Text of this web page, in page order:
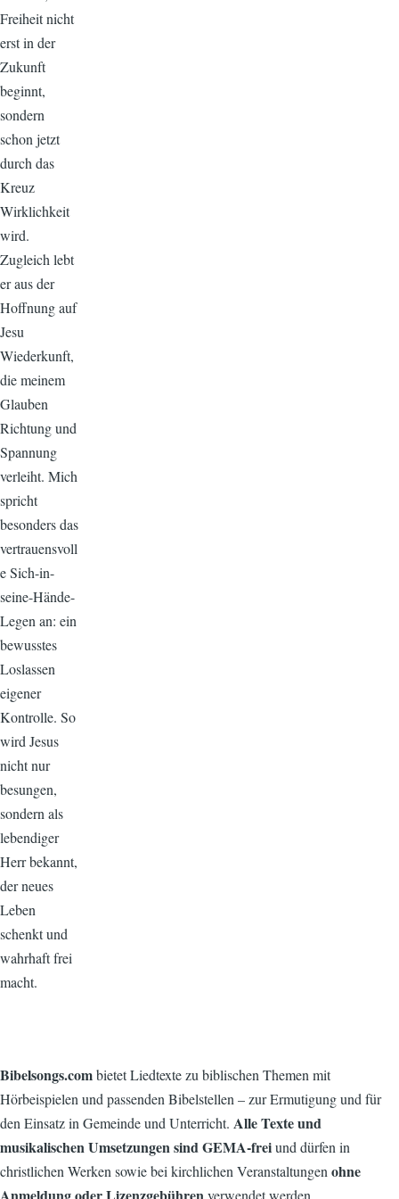
Freiheit nicht
erst in der
Zukunft
beginnt,
sondern
schon jetzt
durch das
Kreuz
Wirklichkeit
wird.
Zugleich lebt
er aus der
Hoffnung auf
Jesu
Wiederkunft,
die meinem
Glauben
Richtung und
Spannung
verleiht. Mich
spricht
besonders das
vertrauensvoll
e Sich-in-
seine-Hände-
Legen an: ein
bewusstes
Loslassen
eigener
Kontrolle. So
wird Jesus
nicht nur
besungen,
sondern als
lebendiger
Herr bekannt,
der neues
Leben
schenkt und
wahrhaft frei
macht.
Bibelsongs.combietet Liedtexte zu biblischen Themen mit
Hörbeispielen und passenden Bibelstellen – zur Ermutigung und für
den Einsatz in Gemeinde und Unterricht. Alle Texte und
musikalischen Umsetzungen sind GEMA-freiund dürfen in
christlichen Werken sowie bei kirchlichen Veranstaltungen ohne
Anmeldung oder Lizenzgebührenverwendet werden.